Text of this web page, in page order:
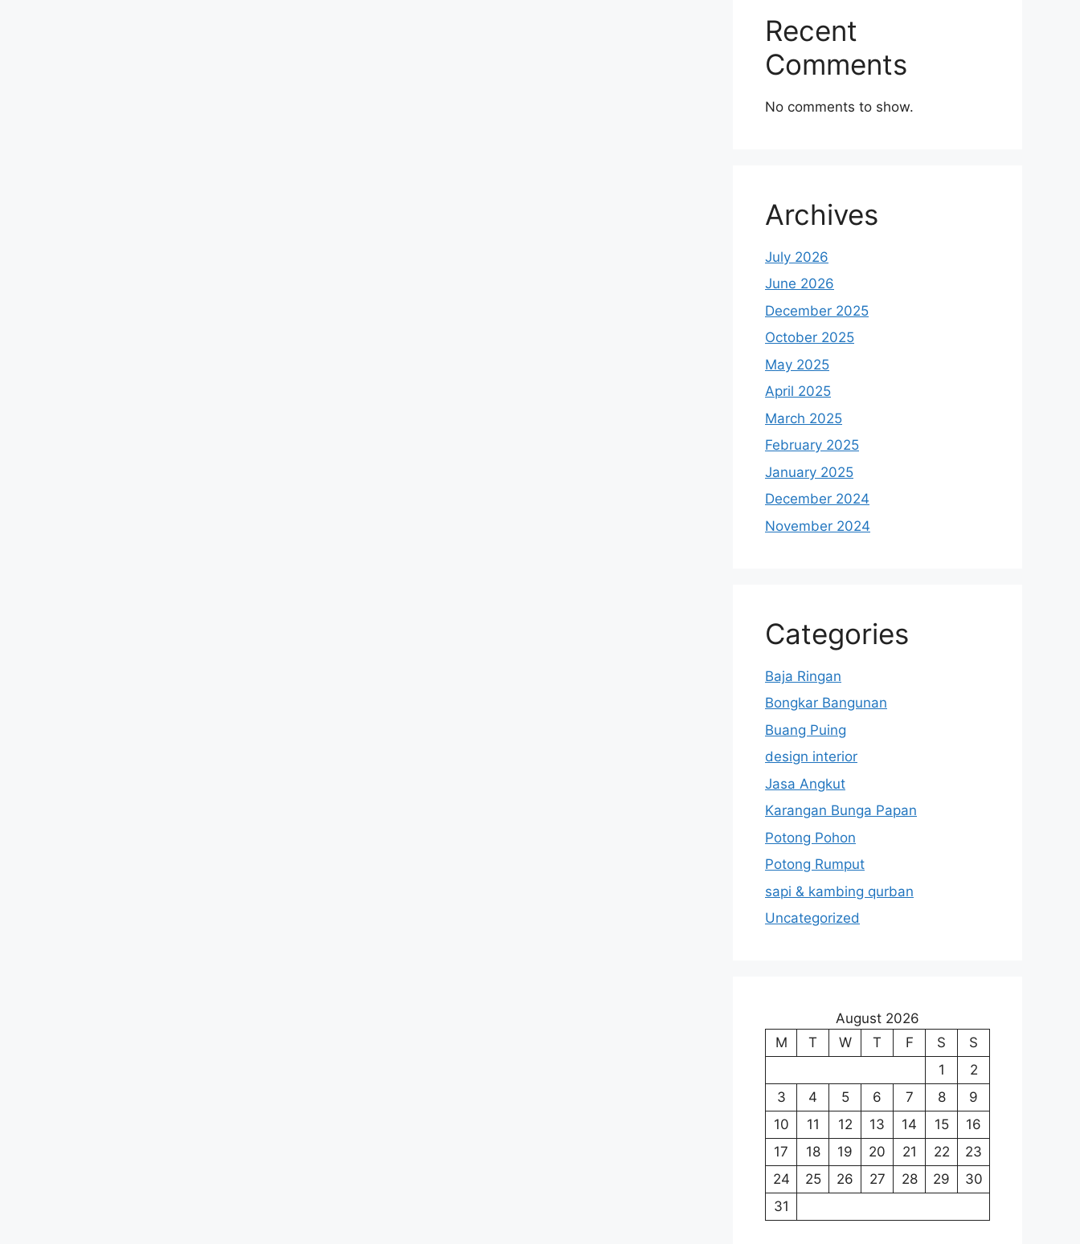
Recent
Comments
No comments to show.
Archives
July 2026
June 2026
December 2025
October 2025
May 2025
April 2025
March 2025
February 2025
January 2025
December 2024
November 2024
Categories
Baja Ringan
Bongkar Bangunan
Buang Puing
design interior
Jasa Angkut
Karangan Bunga Papan
Potong Pohon
Potong Rumput
sapi & kambing qurban
Uncategorized
August 2026
M
T W T F S
S
1
2
3
4 5 6 7 8
9
10
11 12 13 14 15
16
17
18 19 20 21 22
23
24
25 26 27 28 29
30
31